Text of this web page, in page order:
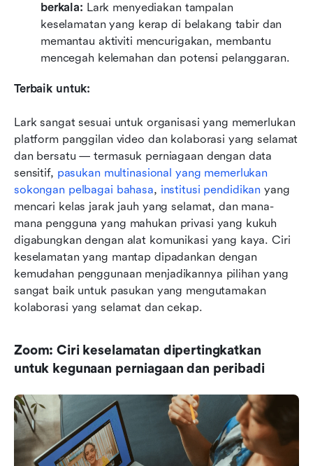
berkala: Lark menyediakan tampalan
keselamatan yang kerap di belakang tabir dan
memantau aktiviti mencurigakan, membantu
mencegah kelemahan dan potensi pelanggaran.
Terbaik untuk:
Lark sangat sesuai untuk organisasi yang memerlukan
platform panggilan video dan kolaborasi yang selamat
dan bersatu — termasuk perniagaan dengan data
sensitif, pasukan multinasional yang memerlukan
sokongan pelbagai bahasa, institusi pendidikan yang
mencari kelas jarak jauh yang selamat, dan mana-
mana pengguna yang mahukan privasi yang kukuh
digabungkan dengan alat komunikasi yang kaya. Ciri
keselamatan yang mantap dipadankan dengan
kemudahan penggunaan menjadikannya pilihan yang
sangat baik untuk pasukan yang mengutamakan
kolaborasi yang selamat dan cekap.
Zoom: Ciri keselamatan dipertingkatkan
untuk kegunaan perniagaan dan peribadi